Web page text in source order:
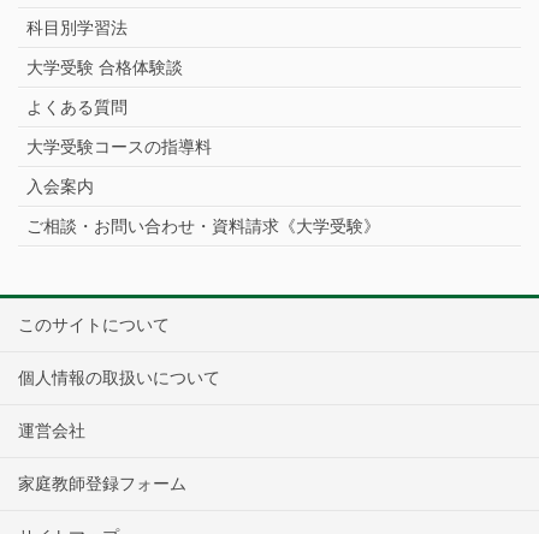
科目別学習法
大学受験 合格体験談
よくある質問
大学受験コースの指導料
入会案内
ご相談・お問い合わせ・資料請求《大学受験》
このサイトについて
個人情報の取扱いについて
運営会社
家庭教師登録フォーム